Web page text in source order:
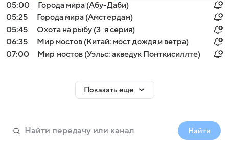
05:00
Города мира (Абу-Даби)
05:25
Города мира (Амстердам)
05:45
Охота на рыбу (3-я серия)
06:35
Мир мостов (Китай: мост дождя и ветра)
07:00
Мир мостов (Уэльс: акведук Понткисиллте)
Показать еще
Найти